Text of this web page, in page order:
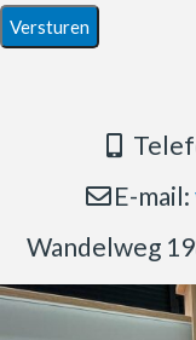
E-mail:
Wandelweg